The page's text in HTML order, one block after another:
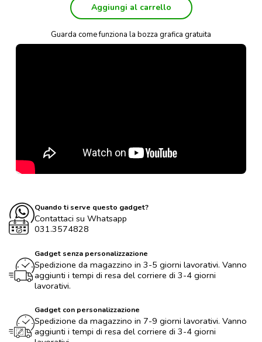
Aggiungi al carrello
Guarda come funziona la bozza grafica gratuita
Quando ti serve questo gadget?
Contattaci su Whatsapp
031.3574828
Gadget senza personalizzazione
Spedizione da magazzino in 3-5 giorni lavorativi. Vanno
aggiunti i tempi di resa del corriere di 3-4 giorni
lavorativi.
Gadget con personalizzazione
Spedizione da magazzino in 7-9 giorni lavorativi. Vanno
aggiunti i tempi di resa del corriere di 3-4 giorni